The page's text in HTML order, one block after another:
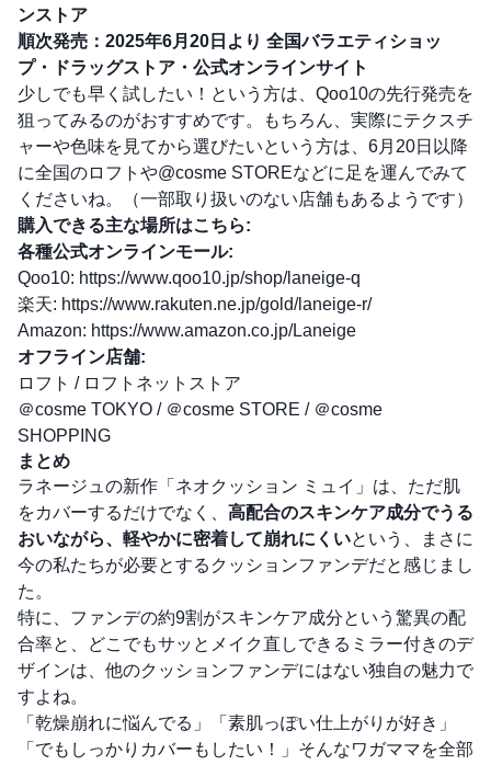
ンストア
順次発売：2025年6月20日より 全国バラエティショッ
プ・ドラッグストア・公式オンラインサイト
少しでも早く試したい！という方は、Qoo10の先行発売を
狙ってみるのがおすすめです。もちろん、実際にテクスチ
ャーや色味を見てから選びたいという方は、6月20日以降
に全国のロフトや@cosme STOREなどに足を運んでみて
くださいね。（一部取り扱いのない店舗もあるようです）
購入できる主な場所はこちら:
各種公式オンラインモール:
Qoo10: https://www.qoo10.jp/shop/laneige-q
楽天: https://www.rakuten.ne.jp/gold/laneige-r/
Amazon: https://www.amazon.co.jp/Laneige
オフライン店舗:
ロフト / ロフトネットストア
＠cosme TOKYO / ＠cosme STORE / ＠cosme
SHOPPING
まとめ
ラネージュの新作「ネオクッション ミュイ」は、ただ肌
をカバーするだけでなく、 高配合のスキンケア成分でうる
おいながら、軽やかに密着して崩れにくいという、まさに
今の私たちが必要とするクッションファンデだと感じまし
た。
特に、ファンデの約9割がスキンケア成分という驚異の配
合率と、どこでもサッとメイク直しできるミラー付きのデ
ザインは、他のクッションファンデにはない独自の魅力で
すよね。
「乾燥崩れに悩んでる」「素肌っぽい仕上がりが好き」
「でもしっかりカバーもしたい！」そんなワガママを全部